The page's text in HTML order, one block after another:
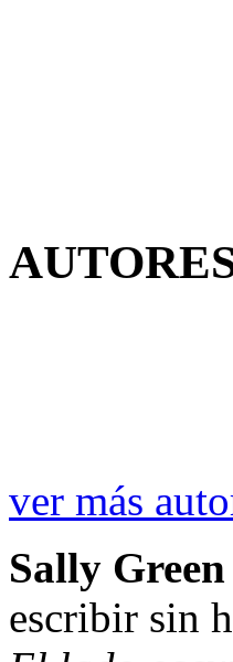
ver más
Sally Green
escribir sin